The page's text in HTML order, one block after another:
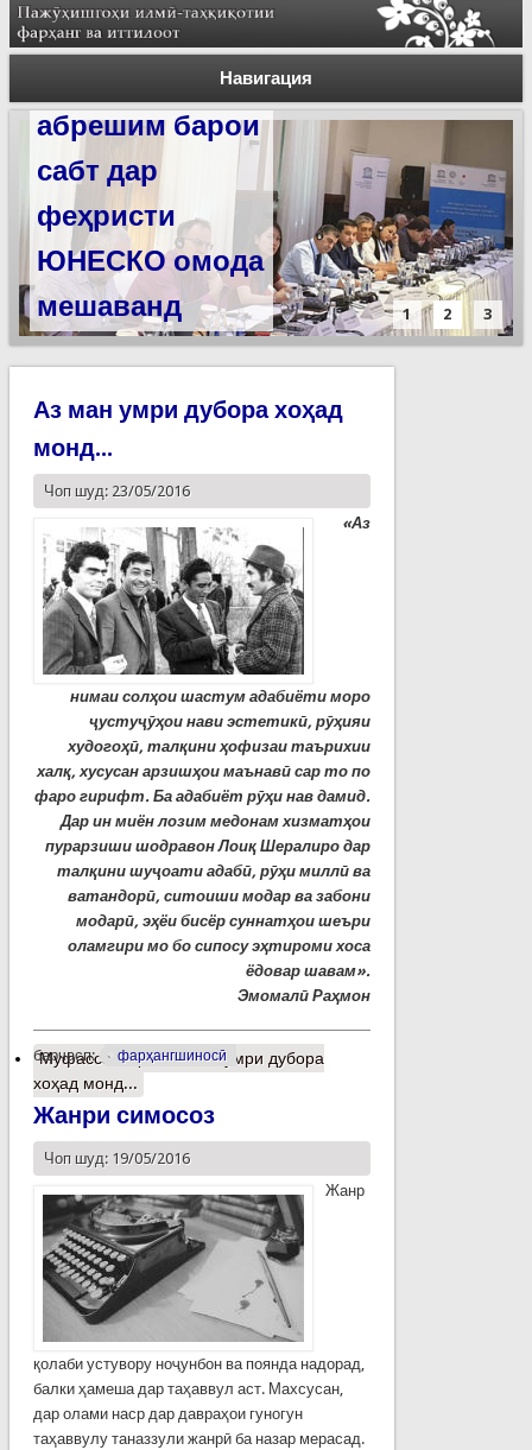
Навигация
Силсилаи
ёдгориҳои роҳи
абрешим барои
сабт дар
феҳристи
ЮНЕСКО омода
мешаванд
1 2 3
Аз ман умри дубора хоҳад
монд...
Чоп шуд: 23/05/2016
«Аз
нимаи солҳои шастум адабиёти моро
ҷустуҷӯҳои нави эстетикӣ, рӯҳияи
худогоҳӣ, талқини ҳофизаи таърихии
халқ, хусусан арзишҳои маънавӣ сар то по
фаро гирифт.Ба адабиёт рӯҳи нав дамид.
Дар ин миён лозим медонам хизматҳои
пурарзиши шодравон Лоиқ Шералиро дар
талқини шуҷоати адабӣ, рӯҳи миллӣ ва
ватандорӣ, ситоиши модар ва забони
модарӣ, эҳёи бисёр суннатҳои шеъри
оламгири мо бо сипосу эҳтироми хоса
ёдовар шавам».
Эмомалӣ Раҳмон
барчасп: фарҳангшиносӣ
Муфассалтаро Аз ман умри дубора
хоҳад монд...
Жанри симосоз
Чоп шуд: 19/05/2016
Жанр
қолаби устувору ноҷунбон ва поянда надорад,
балки ҳамеша дар таҳаввул аст. Махсусан,
дар олами наср дар давраҳои гуногун
таҳаввулу та­наззули жанрӣ ба назар мерасад.